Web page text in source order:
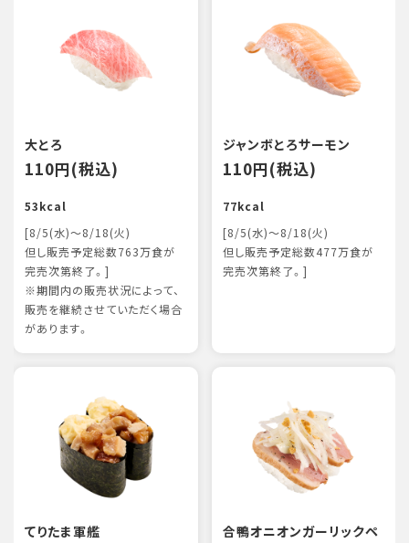
大とろ
110円(税込)
53kcal
[8/5(水)～8/18(火)
但し販売予定総数763万食が
完売次第終了。]
※期間内の販売状況によって、
販売を継続させていただく場合
があります。
ジャンボとろサーモン
110円(税込)
77kcal
[8/5(水)～8/18(火)
但し販売予定総数477万食が
完売次第終了。]
てりたま軍艦
合鴨オニオンガーリックペ